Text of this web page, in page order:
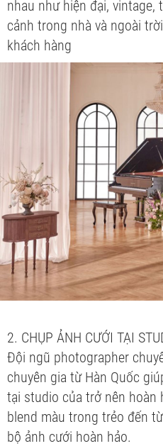
nhau như hiện đại, vintage,
cảnh trong nhà và ngoài
khách hàng​​​​​​​​​​​​​​
2. CHỤP ẢNH CƯỚI TẠI
Đội ngũ photographer
chuyên gia từ Hàn Quốc
tại studio của trở nên hoàn
blend màu trong trẻo đến
bộ ảnh cưới hoàn hảo.